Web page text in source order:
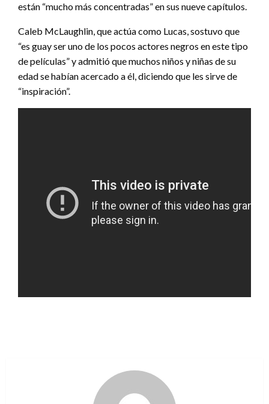
están “mucho más concentradas” en sus nueve capítulos.
Caleb McLaughlin, que actúa como Lucas, sostuvo que
“es guay ser uno de los pocos actores negros en este tipo
de películas” y admitió que muchos niños y niñas de su
edad se habían acercado a él, diciendo que les sirve de
“inspiración”.